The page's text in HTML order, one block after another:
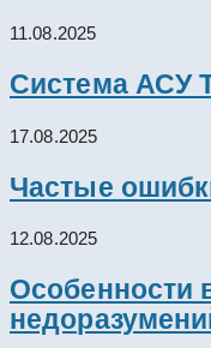
11.08.2025
Система АСУ
17.08.2025
Частые
12.08.2025
Особенности